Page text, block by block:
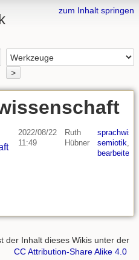
zum Inhalt springen
>
2022/08/22
11:49
Ruth
Hübner
semiotik,
bearbeiten
der Inhalt dieses Wikis unter der
CC Attribution-Share Alike 4.0